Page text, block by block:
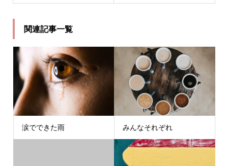
関連記事一覧
涙でできた雨 みんなそれぞれ